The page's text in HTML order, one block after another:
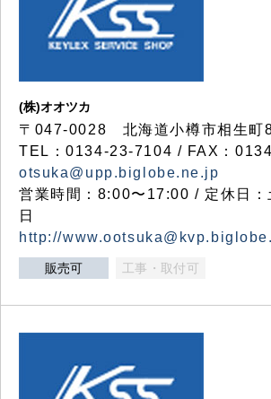
(株)オオツカ
〒047-0028 北海道小樽市相生町
TEL：0134-23-7104 / FAX：
otsuka@upp.biglobe.ne.jp
営業時間：8:00〜17:00 / 定休日：
日
http://
販売可 工事・取付可